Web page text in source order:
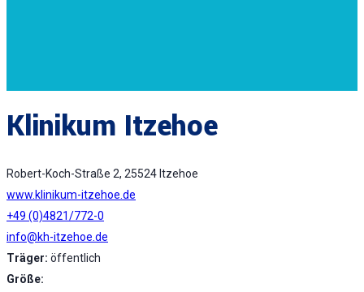
Klinikum Itzehoe
Robert-Koch-Straße 2, 25524 Itzehoe
www.klinikum-itzehoe.de
+49 (0)4821/772-0
info@kh-itzehoe.de
Träger: öffentlich
Größe: